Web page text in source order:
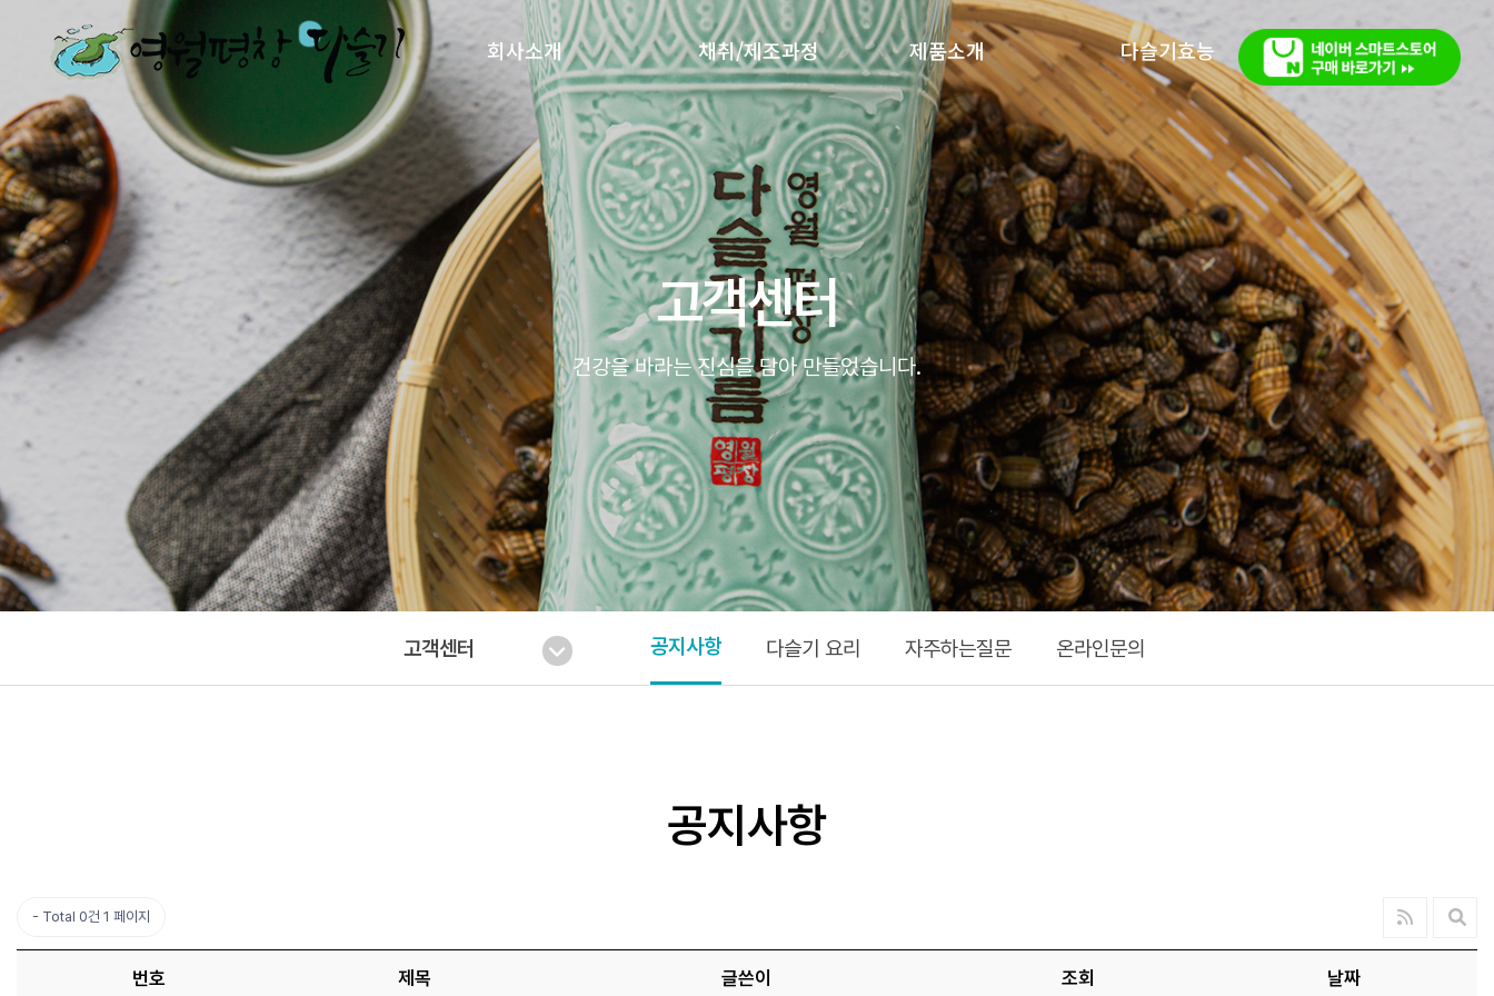
회사소개 채취/제조과정 제품소개 다슬기효능
고객센터
고객센터
건강을 바라는 진심을 담아 만들었습니다.
고객센터 공지사항 다슬기 요리 자주하는질문 온라인문의
공지사항
Total 0건 1 페이지
번호 제목 글쓴이 조회 날짜